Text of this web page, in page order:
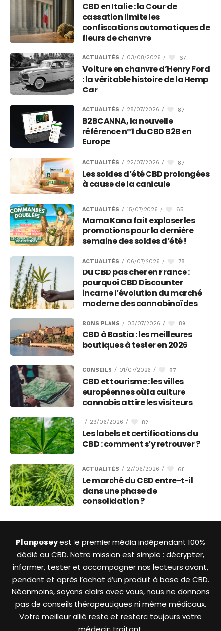
CBD en Italie : la Cour de
cassation limite les
confiscations automatiques de
fleurs de chanvre
ACTUALITÉS / 03/08/2026 / 67
Voiture en chanvre d’Henry Ford
: la véritable histoire de la Hemp
Car
ACTUALITÉS / 28/07/2026 / 87
B2BCANNA, la nouvelle
référence n°1 du CBD B2B en
Europe
ACTUALITÉS / 22/07/2026 / 87
Les soldes d’été CBD prolongées
à cause de la canicule
ACTUALITÉS / 15/07/2026 / 65
Mama Kana fait exploser les
promotions pour la dernière
semaine des soldes d’été !
ACTUALITÉS / 06/07/2026 / 78
Du CBD pas cher en France :
pourquoi CBD Discounter
incarne l’évolution du marché
moderne des cannabinoïdes
BONS PLANS / 03/07/2026 / 89
CBD à Bastia : les meilleures
boutiques à tester en 2026
CONSEILS / 01/07/2026 / 87
CBD et tourisme : les villes
européennes où la culture
cannabis attire les visiteurs
/ 29/06/2026 / 82
Les labels et certifications du
CBD : comment s’y retrouver ?
ACTUALITÉS / 27/06/2026 / 68
Le marché du CBD entre-t-il
dans une phase de
consolidation ?
Planposeyest le premier média indépendant 100%
dédié au CBD. Notre mission est simple : décrypter,
informer, tester et accompagner nos lecteurs avant,
pendant et après l’achat d’un produit à base de CBD.
Néanmoins, soyons clairs avec vous, nous ne donnons
pas de conseils thérapeutiques ni même médicaux.
Votre meilleur allié reste et restera toujours votre
médecin traitant.